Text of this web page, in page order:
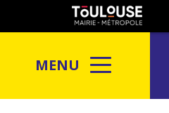
Gestion de vos préférences sur
Toulouse
MENU